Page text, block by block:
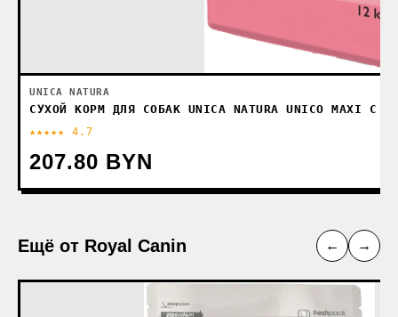
UNICA NATURA
СУХОЙ КОРМ ДЛЯ СОБАК UNICA NATURA UNICO MAXI
★★★★★ 4.7
207.80 BYN
Ещё от Royal Canin ← →